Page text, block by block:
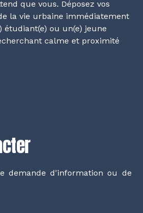
que vous. Déposez vos
la vie urbaine immédiatement
étudiant(e) ou un(e) jeune
calme et proximité
demande d'information ou de